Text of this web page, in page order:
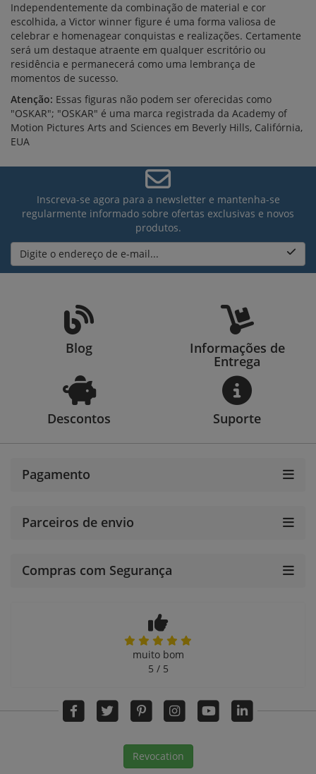
Independentemente da combinação de material e cor
escolhida, a Victor winner figure é uma forma valiosa de
celebrar e homenagear conquistas e realizações. Certamente
será um destaque atraente em qualquer escritório ou
residência e permanecerá como uma lembrança de
momentos de sucesso.
Atenção: Essas figuras não podem ser oferecidas como
"OSKAR"; "OSKAR" é uma marca registrada da Academy of
Motion Pictures Arts and Sciences em Beverly Hills, Califórnia,
EUA
Inscreva-se agora para a newsletter e mantenha-se
regularmente informado sobre ofertas exclusivas e novos
produtos.
Digite o endereço de e-mail...
Blog Informações de
Entrega
Descontos Suporte
Pagamento
Parceiros de envio
Compras com Segurança
muito bom
5 / 5
Revocation